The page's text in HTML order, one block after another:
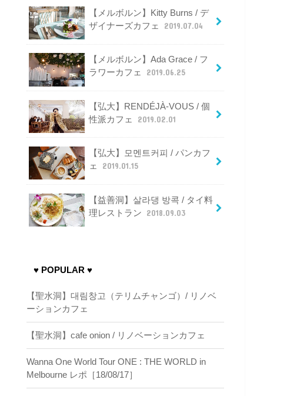
【メルボルン】Kitty Burns / デ
ザイナーズカフェ
2019.07.04
【メルボルン】Ada Grace / フ
ラワーカフェ
2019.06.25
【弘大】RENDÉJÀ-VOUS / 個
性派カフェ
2019.02.01
【弘大】모멘트커피 / パンカフ
ェ
2019.01.15
【益善洞】살라댕 방콕 / タイ料
理レストラン
2018.09.03
♥ POPULAR ♥
【聖水洞】대림창고（テリムチャンゴ）/ リノベ
ーションカフェ
【聖水洞】cafe onion / リノベーションカフェ
Wanna One World Tour ONE : THE WORLD in
Melbourne レポ［18/08/17］